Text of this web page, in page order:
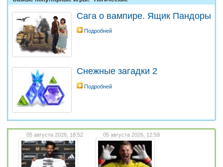
Сага о вампире. Ящик Пандоры
Подробней
Снежные загадки 2
Подробней
05 августа 2026, 18:52 05 августа 2026, 12:59